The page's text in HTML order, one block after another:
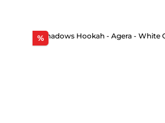
%Rabatt